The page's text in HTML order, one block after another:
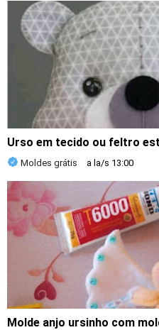
Urso em tecido ou feltro
Moldes grátis a la/s 13:00
Molde anjo ursinho com